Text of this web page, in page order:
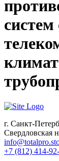
систем
г. Санкт-
Свердловская
+7 (812) 414-